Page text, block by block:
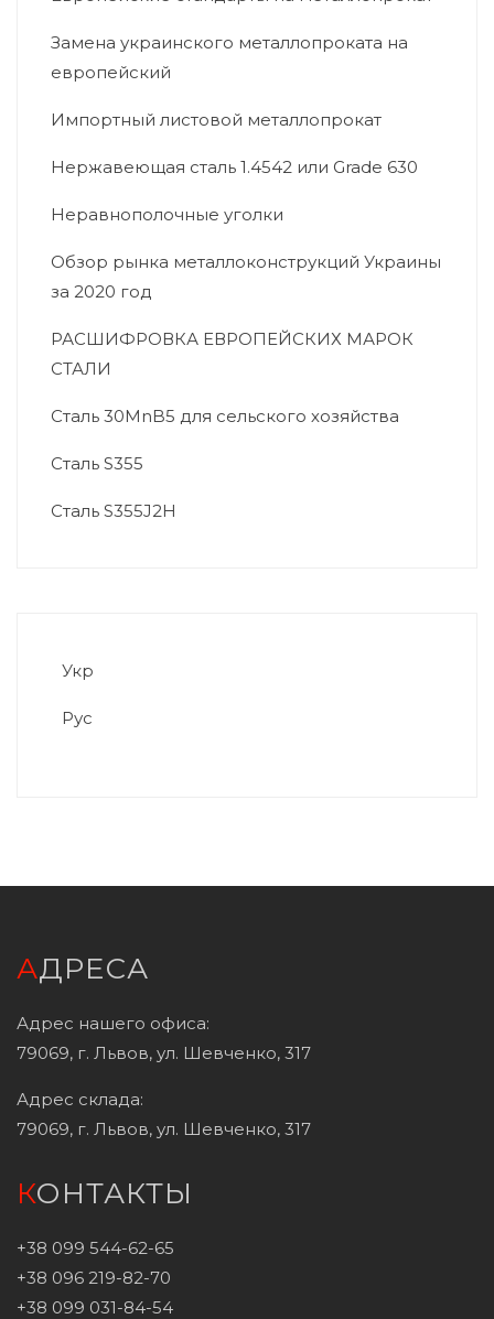
Замена украинского металлопроката на
европейский
Импортный листовой металлопрокат
Нержавеющая сталь 1.4542 или Grade 630
Неравнополочные уголки
Обзор рынка металлоконструкций Украины
за 2020 год
РАСШИФРОВКА ЕВРОПЕЙСКИХ МАРОК
СТАЛИ
Сталь 30MnB5 для сельского хозяйства
Сталь S355
Сталь S355J2H
Укр
Рус
АДРЕСА
Адрес нашего офиса:
79069, г. Львов, ул. Шевченко, 317
Адрес склада:
79069, г. Львов, ул. Шевченко, 317
КОНТАКТЫ
+38 099 544-62-65
+38 096 219-82-70
+38 099 031-84-54